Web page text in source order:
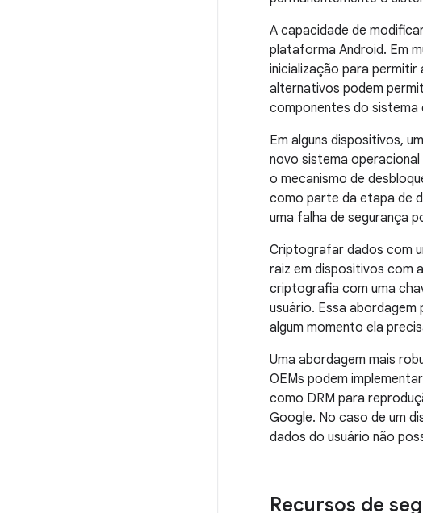
A capacidade de
plataforma Android. Em
inicialização para
alternativos podem
componentes do sistema
Em alguns dispositivos,
novo sistema
o mecanismo de
como parte da etapa de
uma falha de segurança
Criptografar dados com
raiz em dispositivos com
criptografia com uma
usuário. Essa
algum momento ela
Uma abordagem mais
OEMs podem
como DRM para
Google. No caso de um
dados do usuário não
Recursos de